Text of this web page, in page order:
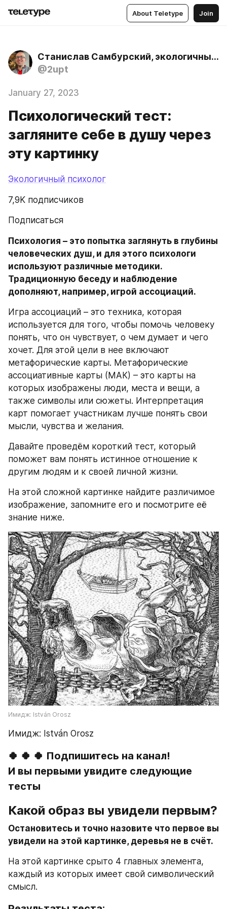
About Teletype Join
Станислав Самбурский, экологичный психолог
@2upt
January 27, 2023
Психологический тест:
загляните себе в душу через
эту картинку
Экологичный психолог
7,9K подписчиков
Подписаться
Психология – это попытка заглянуть в глубины
человеческих душ, и для этого психологи
используют различные методики.
Традиционную беседу и наблюдение
дополняют, например, игрой ассоциаций.
Игра ассоциаций – это техника, которая
используется для того, чтобы помочь человеку
понять, что он чувствует, о чем думает и чего
хочет. Для этой цели в нее включают
метафорические карты. Метафорические
ассоциативные карты (МАК) – это карты на
которых изображены люди, места и вещи, а
также символы или сюжеты. Интерпретация
карт помогает участникам лучше понять свои
мысли, чувства и желания.
Давайте проведём короткий тест, который
поможет вам понять истинное отношение к
другим людям и к своей личной жизни.
На этой сложной картинке найдите различимое
изображение, запомните его и посмотрите её
знание ниже.
Имидж: István Orosz
Имидж: István Orosz
🍀 🍀 🍀 Подпишитесь на канал!
И вы первыми увидите следующие
тесты
Какой образ вы увидели первым?
Остановитесь и точно назовите что первое вы
увидели на этой картинке, деревья не в счёт.
На этой картинке срыто 4 главных элемента,
каждый из которых имеет свой символический
смысл.